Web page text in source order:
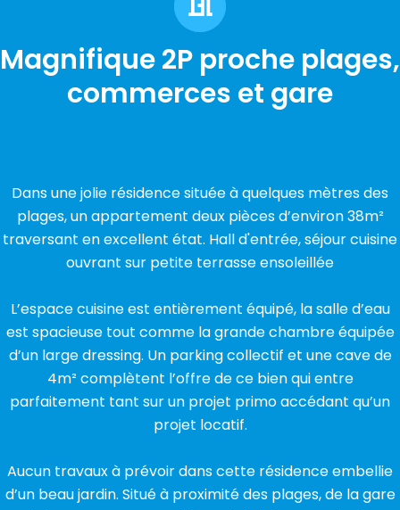
Magnifique 2P proche plages,
commerces et gare
Dans une jolie résidence située à quelques mètres des
plages, un appartement deux pièces d’environ 38m²
traversant en excellent état. Hall d'entrée, séjour cuisine
ouvrant sur petite terrasse ensoleillée
L’espace cuisine est entièrement équipé, la salle d’eau
est spacieuse tout comme la grande chambre équipée
d’un large dressing. Un parking collectif et une cave de
4m² complètent l’offre de ce bien qui entre
parfaitement tant sur un projet primo accédant qu’un
projet locatif.
Aucun travaux à prévoir dans cette résidence embellie
d’un beau jardin. Situé à proximité des plages, de la gare